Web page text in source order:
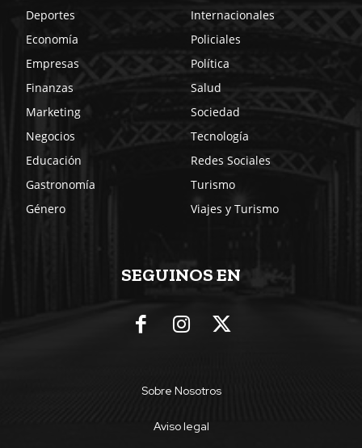
Deportes
Economía
Empresas
Finanzas
Marketing
Negocios
Educación
Gastronomía
Género
Internacionales
Policiales
Política
Salud
Sociedad
Tecnología
Redes Sociales
Turismo
Viajes y Turismo
SEGUINOS EN
Sobre Nosotros
Aviso legal